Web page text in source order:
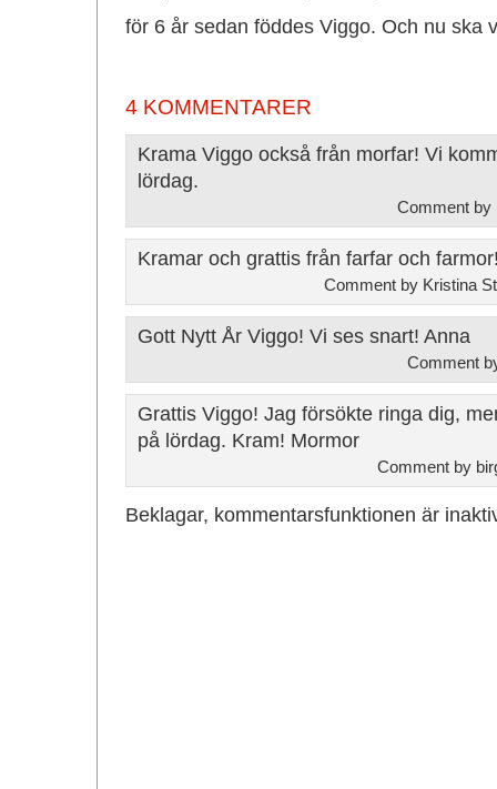
för 6 år sedan föddes Viggo. Och nu ska
4 KOMMENTARER
Krama Viggo också från morfar! Vi
lördag.
Comment by
Kramar och grattis från farfar och
Comment by Kristina
Gott Nytt År Viggo! Vi ses snart! Anna
Comment
Grattis Viggo! Jag försökte ringa dig,
på lördag. Kram! Mormor
Comment by
Beklagar, kommentarsfunktionen är